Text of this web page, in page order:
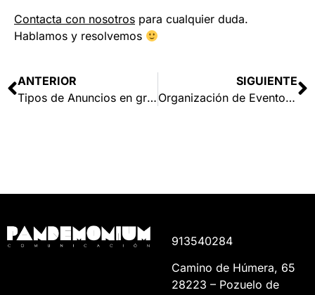
Contacta con nosotros para cualquier duda.
Hablamos y resolvemos
ANTERIOR
Tipos de Anuncios en gran formato
SIGUIENTE
Organización de Eventos: 4 consejos
913540284
Camino de Húmera, 65
28223 – Pozuelo de